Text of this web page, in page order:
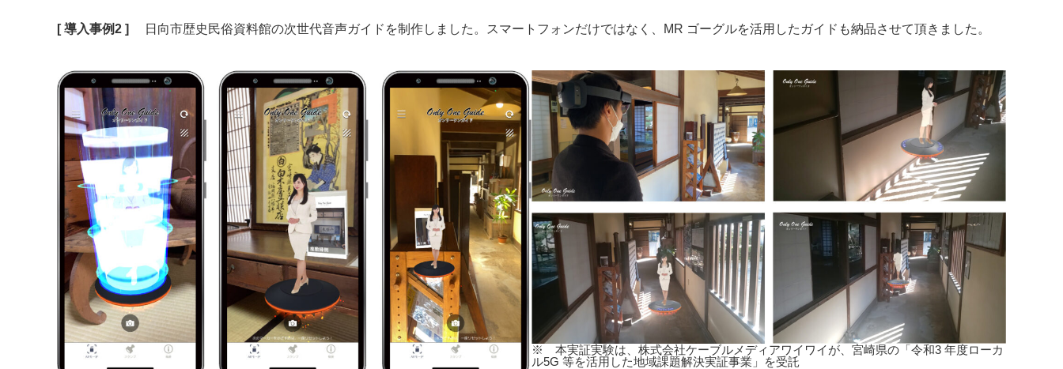
[ 導入事例2 ] 日向市歴史民俗資料館の次世代音声ガイドを制作しました。スマートフォンだけではなく、MR ゴーグルを活用したガイドも納品させて頂きました。
※ 本実証実験は、株式会社ケーブルメディアワイワイが、宮崎県の「令和3 年度ローカ
ル5G 等を活用した地域課題解決実証事業」を受託